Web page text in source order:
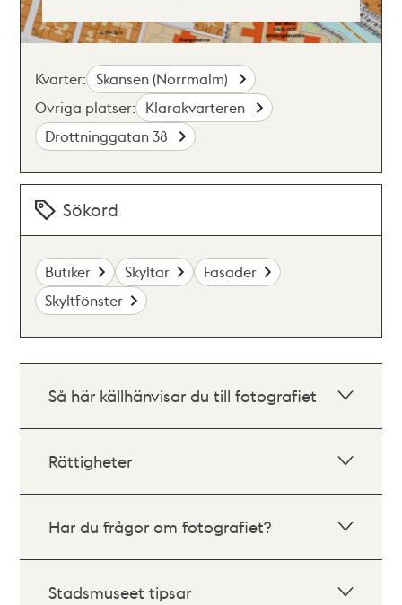
Kvarter: Skansen (Norrmalm)
Övriga platser: Klarakvarteren
Drottninggatan 38
Sökord
Butiker Skyltar
Fasader
Skyltfönster
Så här källhänvisar du till fotografiet
Rättigheter
Har du frågor om fotografiet?
Stadsmuseet tipsar